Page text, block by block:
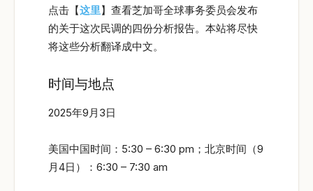
点击【这里】查看芝加哥全球事务委员会发布
的关于这次民调的四份分析报告。本站将尽快
将这些分析翻译成中文。
时间与地点
2025年9月3日
美国中国时间：5:30 – 6:30 pm；北京时间（9
月4日）：6:30 – 7:30 am